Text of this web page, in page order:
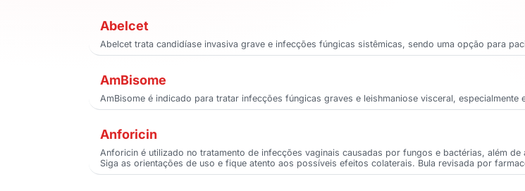
Abelcet
Abelcet trata candidíase invasiva grave e infecções fúngicas sistêmicas, sendo uma opção para
AmBisome
AmBisome é indicado para tratar infecções fúngicas graves e leishmaniose visceral,
Anforicin
Anforicin é utilizado no tratamento de infecções vaginais causadas por fungos e bactérias, além
Siga as orientações de uso e fique atento aos possíveis efeitos colaterais. Bula revisada por